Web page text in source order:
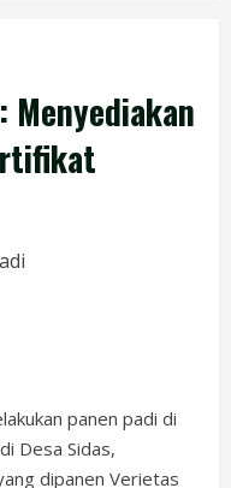
Menyediakan
panen padi di
Desa Sidas,
dipanen Verietas